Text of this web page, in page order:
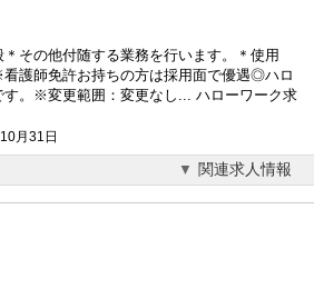
その他付随する業務を行います。＊使用
護師免許お持ちの方は採用面で優遇◎ハロ
す。※変更範囲：変更なし... ハローワーク求
月31日
関連求人情報